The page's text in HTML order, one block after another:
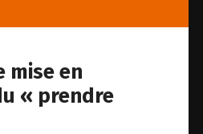
mise en
« prendre